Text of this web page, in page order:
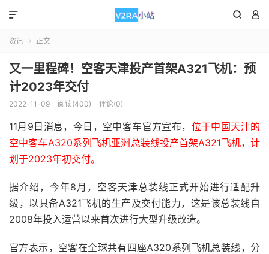
 

资讯  正文
又一里程碑！空客天津投产首架A321飞机：预
计2023年交付
2022-11-09 阅读(400) 评论(0)
11月9日消息，今日，空中客车官方宣布， 位于中国天津的
空中客车A320系列飞机亚洲总装线投产首架A321飞机，计
划于2023年初交付。
据介绍，今年8月，空客天津总装线正式开始进行适配升
级，以具备A321飞机的生产及交付能力，这是该总装线自
2008年投入运营以来首次进行大型升级改造。
官方表示，空客在全球共有四座A320系列飞机总装线，分